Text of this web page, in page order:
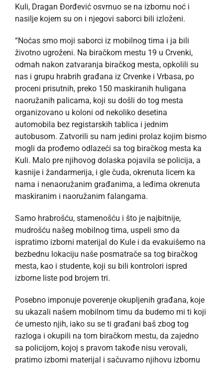
Kuli, Dragan Đorđević osvrnuo se na izbornu noć i
nasilje kojem su on i njegovi saborci bili izloženi.
“Noćas smo moji saborci iz mobilnog tima i ja bili
životno ugroženi. Na biračkom mestu 19 u Crvenki,
odmah nakon zatvaranja biračkog mesta, opkolili su
nas i grupu hrabrih građana iz Crvenke i Vrbasa, po
proceni prisutnih, preko 150 maskiranih huligana
naoružanih palicama, koji su došli do tog mesta
organizovano u koloni od nekoliko desetina
automobila bez registarskih tablica i jednim
autobusom. Zatvorili su nam jedini prolaz kojim bismo
mogli da prođemo odlazeći sa tog biračkog mesta ka
Kuli. Malo pre njihovog dolaska pojavila se policija, a
kasnije i žandarmerija, i gle čuda, okrenuta licem ka
nama i nenaoružanim građanima, a leđima okrenuta
maskiranim i naoružanim falangama.
Samo hrabrošću, stamenošću i što je najbitnije,
mudrošću našeg mobilnog tima, uspeli smo da
ispratimo izborni materijal do Kule i da evakuišemo na
bezbednu lokaciju naše posmatrače sa tog biračkog
mesta, kao i studente, koji su bili kontrolori ispred
izborne liste pod brojem tri.
Posebno imponuje poverenje okupljenih građana, koje
su ukazali našem mobilnom timu da budemo mi ti koji
će umesto njih, iako su se ti građani baš zbog tog
razloga i okupili na tom biračkom mestu, da zajedno
sa policijom, kojoj s pravom takođe nisu verovali,
pratimo izborni materijal i sačuvamo njihovu izbornu